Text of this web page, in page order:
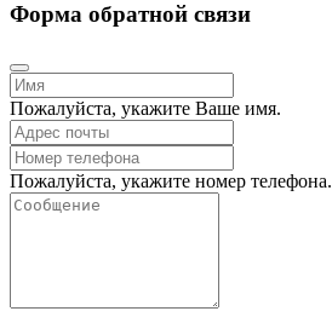
Форма обратной связи
Пожалуйста, укажите Ваше имя.
Пожалуйста, укажите номер телефона.